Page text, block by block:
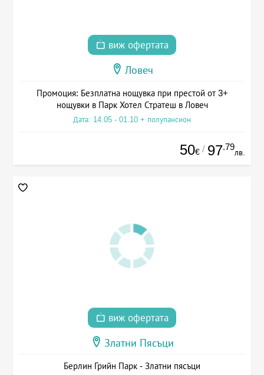
виж офертата
Ловеч
Промоция: Безплатна нощувка при престой от 3+
нощувки в Парк Хотел Стратеш в Ловеч
Дата: 14.05 - 01.10 + полупансион
50€ / 97.79
лв.
виж офертата
Златни Пясъци
Берлин Грийн Парк - Златни пясъци